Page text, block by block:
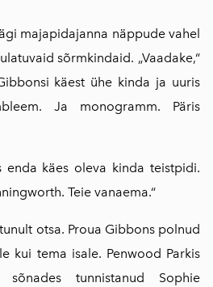
majapidajanna näppude vahel
sõrmkindaid. „Vaadake,“
käest ühe kinda ja uuris
Ja monogramm. Päris
enda käes oleva kinda teistpidi.
Teie vanaema.“
otsa. Proua Gibbons polnud
kui tema isale. Penwood Parkis
tunnistanud Sophie